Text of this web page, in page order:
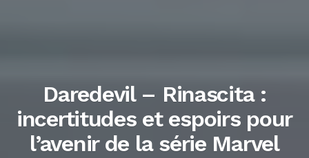
Daredevil – Rinascita :
incertitudes et espoirs pour
l’avenir de la série Marvel